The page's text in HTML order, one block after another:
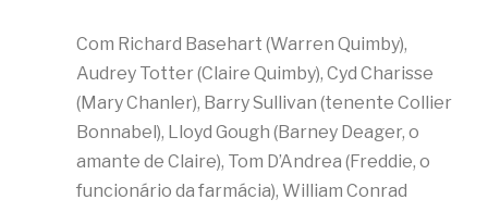
Com Richard Basehart (Warren Quimby),
Audrey Totter (Claire Quimby), Cyd Charisse
(Mary Chanler), Barry Sullivan (tenente Collier
Bonnabel), Lloyd Gough (Barney Deager, o
amante de Claire), Tom D’Andrea (Freddie, o
funcionário da farmácia), William Conrad